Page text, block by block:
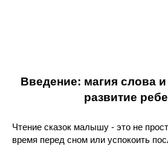
Введение: магия слова
развитие
Чтение сказок малышу - это не
время перед сном или успокоить